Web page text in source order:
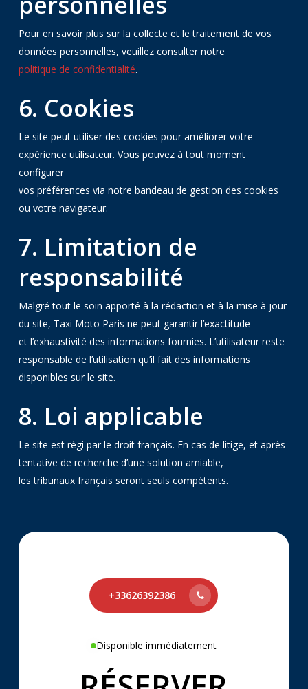
Pour en savoir plus sur la collecte et le traitement de vos
données personnelles, veuillez consulter notre
politique de confidentialité.
6. Cookies
Le site peut utiliser des cookies pour améliorer votre
expérience utilisateur. Vous pouvez à tout moment
configurer
vos préférences via notre bandeau de gestion des cookies
ou votre navigateur.
7. Limitation de
responsabilité
Malgré tout le soin apporté à la rédaction et à la mise à jour
du site, Taxi Moto Paris ne peut garantir l’exactitude
et l’exhaustivité des informations fournies. L’utilisateur reste
responsable de l’utilisation qu’il fait des informations
disponibles sur le site.
8. Loi applicable
Le site est régi par le droit français. En cas de litige, et après
tentative de recherche d’une solution amiable,
les tribunaux français seront seuls compétents.
+33626392386
Disponible immédiatement